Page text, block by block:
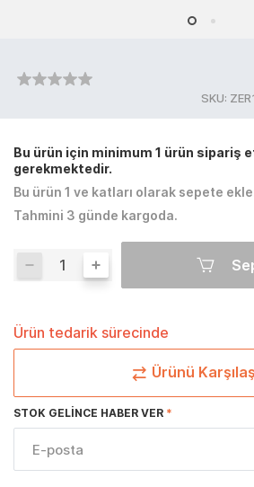
SKU:
Bu ürün için minimum 1 ürün sipariş
gerekmektedir.
Bu ürün 1 ve katları olarak sepete
Tahmini 3 günde kargoda.
Ürün tedarik sürecinde
Ürünü
STOK GELINCE HABER VER